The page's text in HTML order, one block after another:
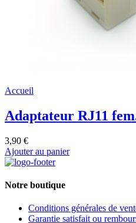
Accueil
Adaptateur RJ11
3,90 €
Ajouter au panier
Notre boutique
Conditions générales de
Garantie satisfait ou